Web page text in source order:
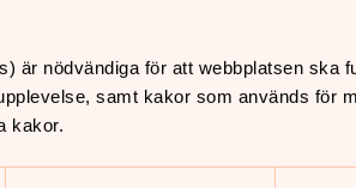
är nödvändiga för att webbplatsen ska
samt kakor som används för
kakor.
kaka och kaffe.
12.00 (obs tiden)
lokalen inte är